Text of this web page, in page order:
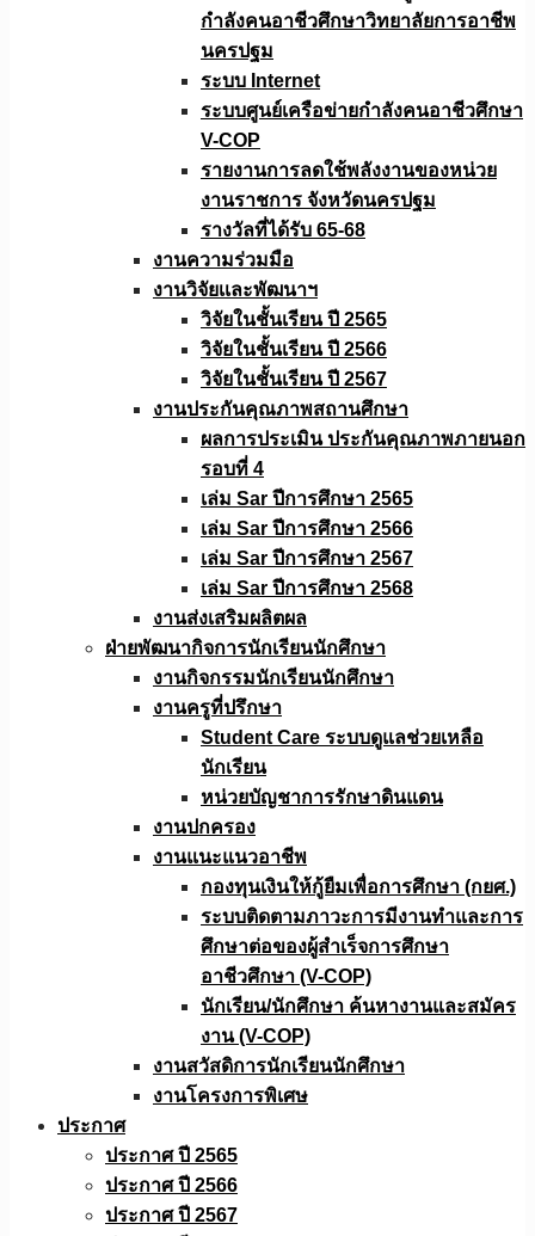
กำลังคนอาชีวศึกษาวิทยาลัยการอาชีพ
นครปฐม
ระบบ Internet
ระบบศูนย์เครือข่ายกำลังคนอาชีวศึกษา
V-COP
รายงานการลดใช้พลังงานของหน่วย
งานราชการ จังหวัดนครปฐม
รางวัลที่ได้รับ 65-68
งานความร่วมมือ
งานวิจัยเเละพัฒนาฯ
วิจัยในชั้นเรียน ปี 2565
วิจัยในชั้นเรียน ปี 2566
วิจัยในชั้นเรียน ปี 2567
งานประกันคุณภาพสถานศึกษา
ผลการประเมิน ประกันคุณภาพภายนอก
รอบที่ 4
เล่ม Sar ปีการศึกษา 2565
เล่ม Sar ปีการศึกษา 2566
เล่ม Sar ปีการศึกษา 2567
เล่ม Sar ปีการศึกษา 2568
งานส่งเสริมผลิตผล
ฝ่ายพัฒนากิจการนักเรียนนักศึกษา
งานกิจกรรมนักเรียนนักศึกษา
งานครูที่ปรึกษา
Student Care ระบบดูแลช่วยเหลือ
นักเรียน
หน่วยบัญชาการรักษาดินแดน
งานปกครอง
งานแนะแนวอาชีพ
กองทุนเงินให้กู้ยืมเพื่อการศึกษา (กยศ.)
ระบบติดตามภาวะการมีงานทำและการ
ศึกษาต่อของผู้สำเร็จการศึกษา
อาชีวศึกษา (V-COP)
นักเรียน/นักศึกษา ค้นหางานและสมัคร
งาน (V-COP)
งานสวัสดิการนักเรียนนักศึกษา
งานโครงการพิเศษ
ประกาศ
ประกาศ ปี 2565
ประกาศ ปี 2566
ประกาศ ปี 2567